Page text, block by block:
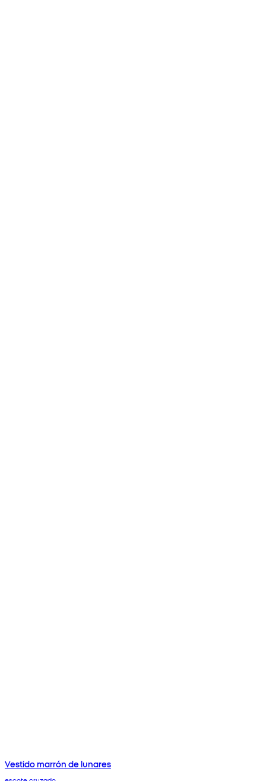
Vestido marrón de lunares